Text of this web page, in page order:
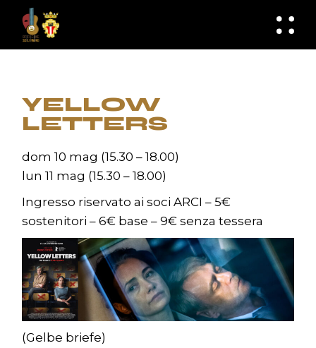
content
YELLOW
LETTERS
dom 10 mag (15.30 – 18.00)
lun 11 mag (15.30 – 18.00)
Ingresso riservato ai soci ARCI – 5€
sostenitori – 6€ base – 9€ senza tessera
(Gelbe briefe)